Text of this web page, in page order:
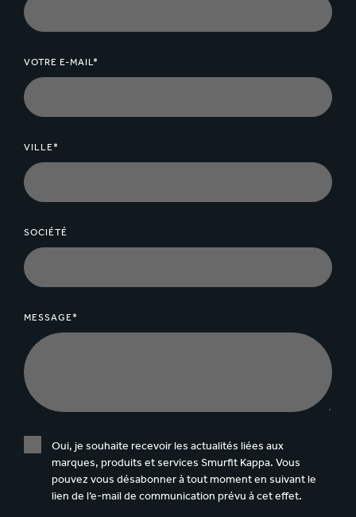
VOTRE E-MAIL*
VILLE*
SOCIÉTÉ
MESSAGE*
Oui, je souhaite recevoir les actualités liées aux
marques, produits et services Smurfit Kappa. Vous
pouvez vous désabonner à tout moment en suivant le
lien de l’e-mail de communication prévu à cet effet.